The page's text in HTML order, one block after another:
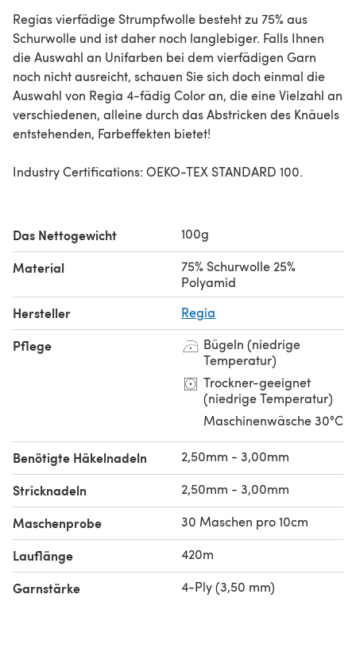
Regias vierfädige Strumpfwolle besteht zu 75% aus
Schurwolle und ist daher noch langlebiger. Falls Ihnen
die Auswahl an Unifarben bei dem vierfädigen Garn
noch nicht ausreicht, schauen Sie sich doch einmal die
Auswahl von Regia 4-fädig Color an, die eine Vielzahl an
verschiedenen, alleine durch das Abstricken des Knäuels
entstehenden, Farbeffekten bietet!
Industry Certifications: OEKO-TEX STANDARD 100.
Das Nettogewicht 100g
Material
75% Schurwolle 25%
Polyamid
Hersteller Regia
Pflege
Bügeln (niedrige
Temperatur)
Trockner-geeignet
(niedrige Temperatur)
Maschinenwäsche 30°C
Benötigte Häkelnadeln 2,50mm - 3,00mm
Stricknadeln 2,50mm - 3,00mm
Maschenprobe 30 Maschen pro 10cm
Lauflänge 420m
Garnstärke 4-Ply (3,50 mm)